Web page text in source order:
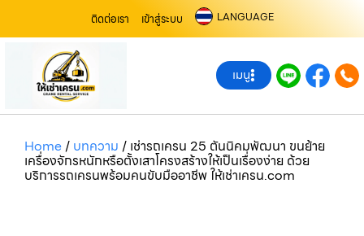
ติดต่อเรา เข้าสู่ระบบ LANGUAGE
เมนู
Home/ บทความ / เช่ารถเครน 25 ตันนิคมพัฒนา ขนย้าย
เครื่องจักรหนักหรือตั้งเสาโครงสร้างให้เป็นเรื่องง่าย ด้วย
บริการรถเครนพร้อมคนขับมืออาชีพ ให้เช่าเครน.com